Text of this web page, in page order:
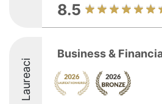
8.5
Laureaci
Business &